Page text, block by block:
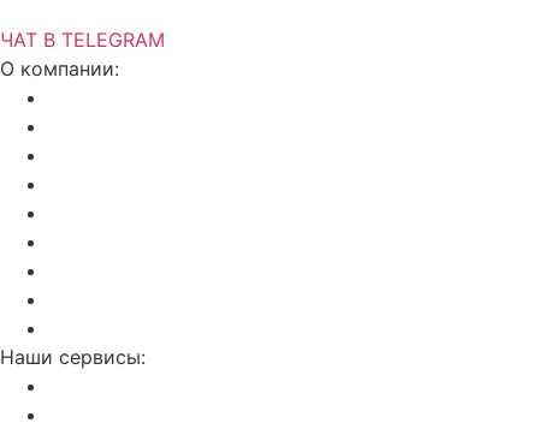
ЧАТ В TELEGRAM
О компании:
Наши сервисы: